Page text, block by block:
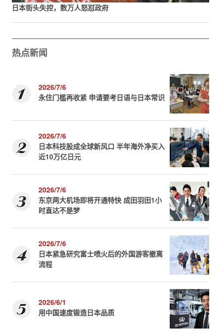
日本街头失控，数万人怒怼政府
热点新闻
2026/7/6
永住门槛再收紧 申请要考日语与日本常识
2026/7/6
日本科技股成全球新风口 半年海外净买入
近10万亿日元
2026/7/6
东京两大机场即将开通特快 成田羽田1小
时直达不是梦
2026/7/6
日本紧急研究富士喷火后的外国游客撤离
流程
2026/6/1
用中国速度锻造日本品质